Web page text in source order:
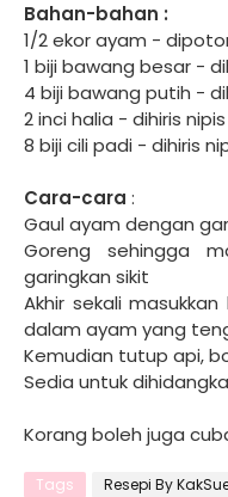
Bahan-bahan :
1/2 ekor ayam -
1 biji bawang besar -
4 biji bawang putih -
2 inci halia - dihiris nipis
8 biji cili padi - dihiris
Cara-cara :
Gaul ayam dengan
Goreng sehingga
garingkan sikit
Akhir sekali
dalam ayam yang
Kemudian tutup api,
Sedia untuk
Korang boleh juga
Tags Resepi By